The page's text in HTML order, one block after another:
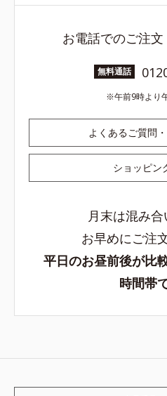
お電話でのご注
無料通話
午前9時より
よくあるご質問
ショッピン
月末は混み
お早めにご注
平日のお昼前後が比
時間帯